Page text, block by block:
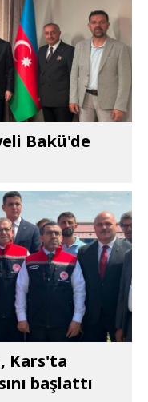
Bakü'de
Kars'ta
başlattı